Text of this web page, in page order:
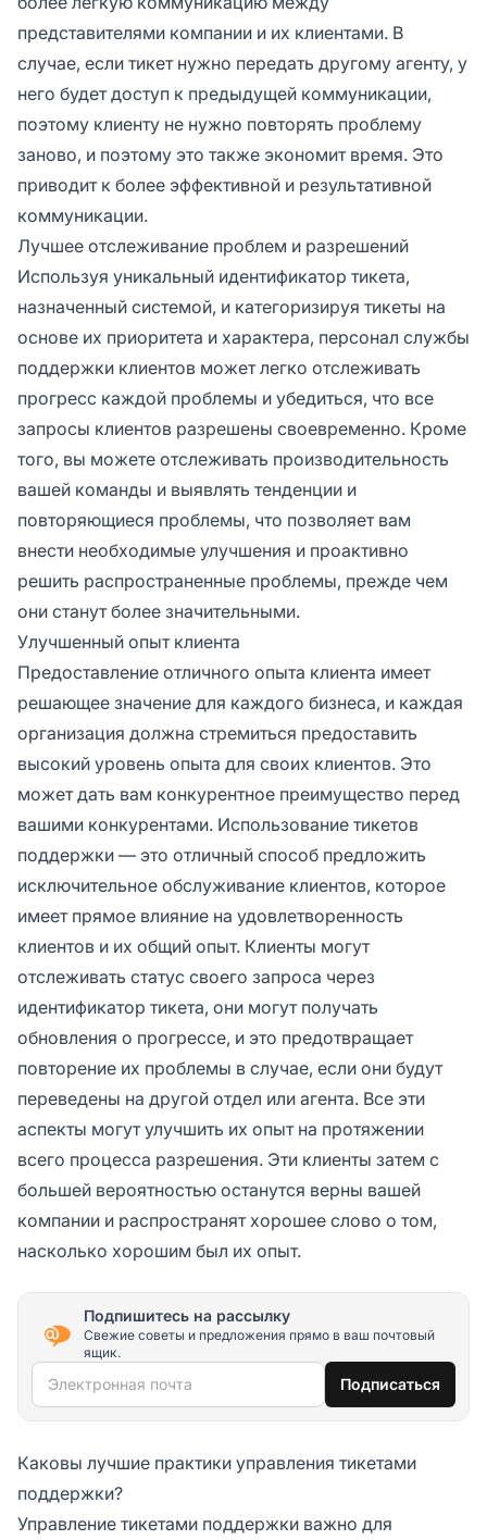
представителями компании и их клиентами. В
случае, если тикет нужно передать другому агенту, у
него будет доступ к предыдущей коммуникации,
поэтому клиенту не нужно повторять проблему
заново, и поэтому это также экономит время. Это
приводит к более эффективной и результативной
коммуникации.
Лучшее отслеживание проблем и разрешений
Используя уникальный идентификатор тикета,
назначенный системой, и категоризируя тикеты на
основе их приоритета и характера, персонал службы
поддержки клиентов может легко отслеживать
прогресс каждой проблемы и убедиться, что все
запросы клиентов разрешены своевременно. Кроме
того, вы можете отслеживать производительность
вашей команды и выявлять тенденции и
повторяющиеся проблемы, что позволяет вам
внести необходимые улучшения и проактивно
решить распространенные проблемы, прежде чем
они станут более значительными.
Улучшенный опыт клиента
Предоставление отличного опыта клиента имеет
решающее значение для каждого бизнеса, и каждая
организация должна стремиться предоставить
высокий уровень опыта для своих клиентов. Это
может дать вам конкурентное преимущество перед
вашими конкурентами. Использование тикетов
поддержки — это отличный способ предложить
исключительное обслуживание клиентов, которое
имеет прямое влияние на удовлетворенность
клиентов и их общий опыт. Клиенты могут
отслеживать статус своего запроса через
идентификатор тикета, они могут получать
обновления о прогрессе, и это предотвращает
повторение их проблемы в случае, если они будут
переведены на другой отдел или агента. Все эти
аспекты могут улучшить их опыт на протяжении
всего процесса разрешения. Эти клиенты затем с
большей вероятностью останутся верны вашей
компании и распространят хорошее слово о том,
насколько хорошим был их опыт.
Подпишитесь на рассылку
Свежие советы и предложения прямо в ваш почтовый
ящик.
Электронная почта Подписаться
Каковы лучшие практики управления тикетами
поддержки?
Управление тикетами поддержки важно для